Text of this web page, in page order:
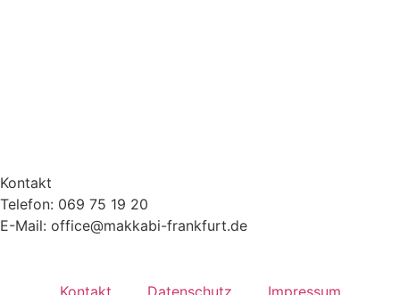
Kontakt
Telefon: 069 75 19 20
E-Mail: office@makkabi-frankfurt.de
Kontakt Datenschutz Impressum